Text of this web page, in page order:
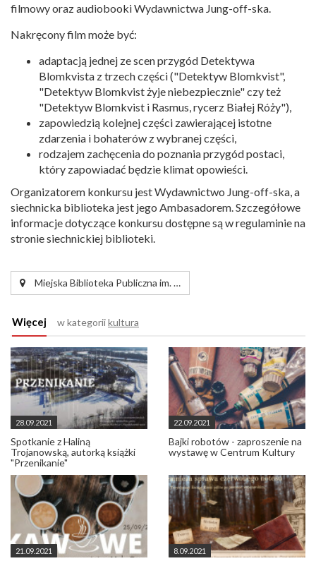
filmowy oraz audiobooki Wydawnictwa Jung-off-ska.
Nakręcony film może być:
adaptacją jednej ze scen przygód Detektywa
Blomkvista z trzech części ("Detektyw Blomkvist",
"Detektyw Blomkvist żyje niebezpiecznie" czy też
"Detektyw Blomkvist i Rasmus, rycerz Białej Róży"),
zapowiedzią kolejnej części zawierającej istotne
zdarzenia i bohaterów z wybranej części,
rodzajem zachęcenia do poznania przygód postaci,
który zapowiadać będzie klimat opowieści.
Organizatorem konkursu jest Wydawnictwo Jung-off-ska, a
siechnicka biblioteka jest jego Ambasadorem. Szczegółowe
informacje dotyczące konkursu dostępne są w regulaminie na
stronie siechnickiej biblioteki.
Miejska Biblioteka Publiczna im. …
Więcej w kategoriikultura
28.09.2021
Spotkanie z Haliną
Trojanowską, autorką książki
"Przenikanie"
22.09.2021
Bajki robotów - zaproszenie na
wystawę w Centrum Kultury
21.09.2021 8.09.2021